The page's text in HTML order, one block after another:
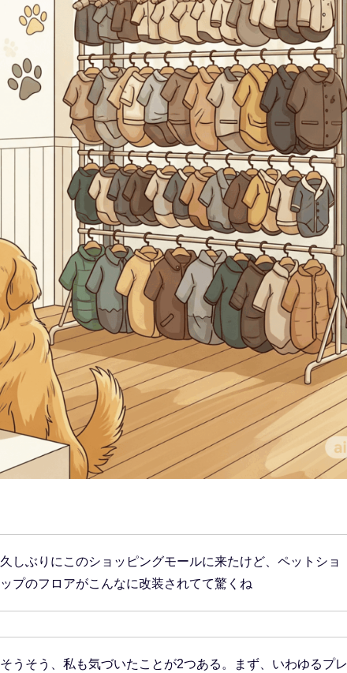
久しぶりにこのショッピングモールに来たけど、ペットショ
ップのフロアがこんなに改装されてて驚くね
そうそう、私も気づいたことが2つある。まず、いわゆるプレ